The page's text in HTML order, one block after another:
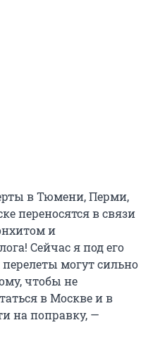
в Тюмени, Перми,
переносятся в связи
и
Сейчас я под его
могут сильно
чтобы не
в Москве и в
на поправку, —